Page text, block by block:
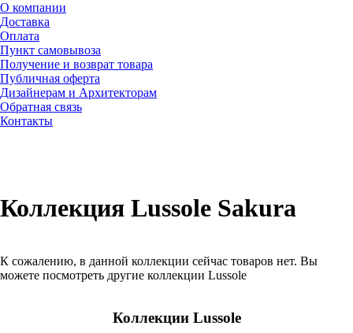
О компании
Доставка
Оплата
Пункт самовывоза
Получение и возврат товара
Публичная оферта
Дизайнерам и Архитекторам
Обратная связь
Контакты
Коллекция Lussole Sakura
К сожалению, в данной коллекции сейчас товаров нет. Вы
можете посмотреть другие коллекции Lussole
Коллекции Lussole